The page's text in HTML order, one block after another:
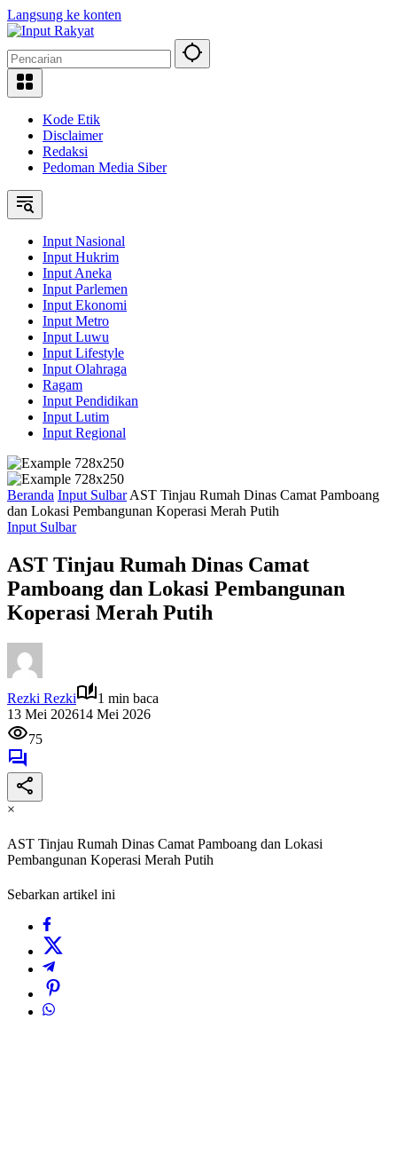
Langsung ke konten
Kode Etik
Disclaimer
Redaksi
Pedoman Media Siber
Input Nasional
Input Hukrim
Input Aneka
Input Parlemen
Input Ekonomi
Input Metro
Input Luwu
Input Lifestyle
Input Olahraga
Ragam
Input Pendidikan
Input Lutim
Input Regional
Beranda Input Sulbar AST Tinjau Rumah Dinas Camat Pamboang
dan Lokasi Pembangunan Koperasi Merah Putih
Input Sulbar
AST Tinjau Rumah Dinas Camat
Pamboang dan Lokasi Pembangunan
Koperasi Merah Putih
Rezki Rezki
1 min baca
13 Mei 202614 Mei 2026
75
×
AST Tinjau Rumah Dinas Camat Pamboang dan Lokasi
Pembangunan Koperasi Merah Putih
Sebarkan artikel ini